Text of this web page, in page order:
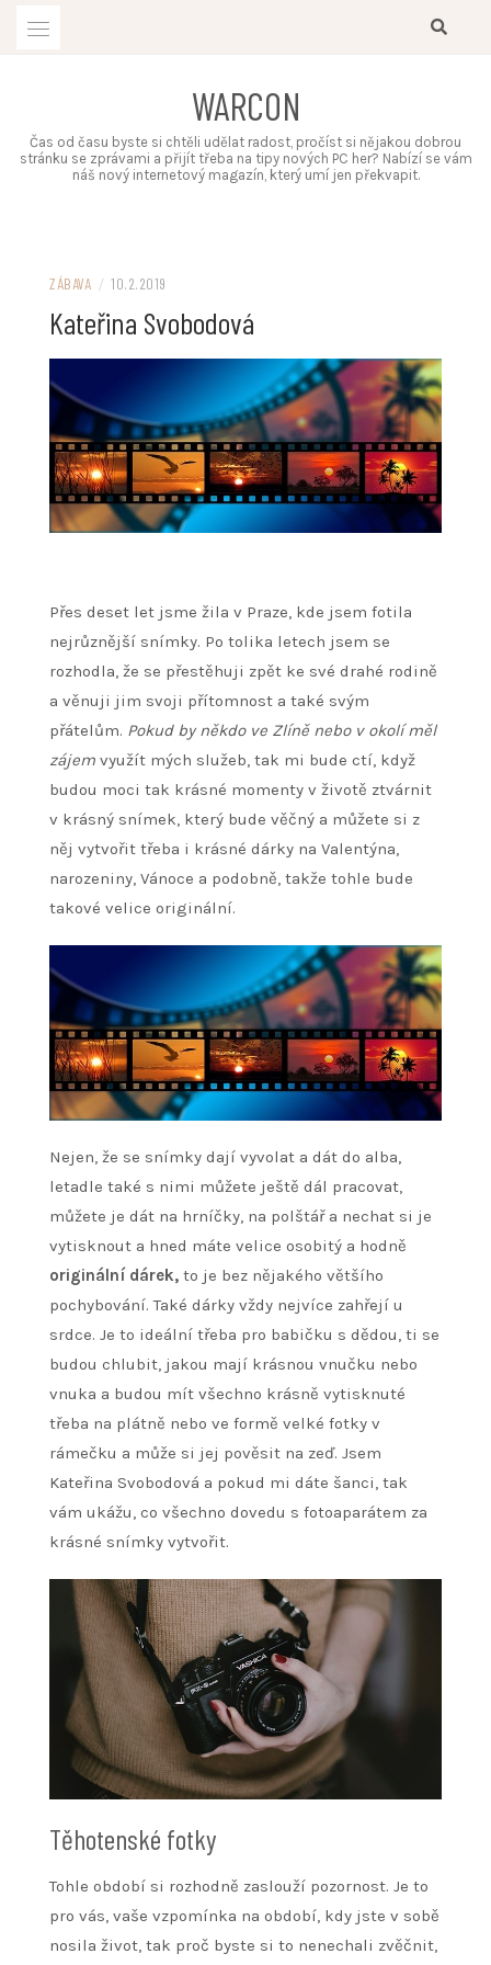
WARCON
Čas od času byste si chtěli udělat radost, pročíst si nějakou dobrou
stránku se zprávami a přijít třeba na tipy nových PC her? Nabízí se vám
náš nový internetový magazín, který umí jen překvapit.
ZÁBAVA / 10.2.2019
Kateřina Svobodová
Přes deset let jsme žila v Praze, kde jsem fotila
nejrůznější snímky. Po tolika letech jsem se
rozhodla, že se přestěhuji zpět ke své drahé rodině
a věnuji jim svoji přítomnost a také svým
přátelům. Pokud by někdo ve Zlíně nebo v okolí měl
zájem využít mých služeb, tak mi bude ctí, když
budou moci tak krásné momenty v životě ztvárnit
v krásný snímek, který bude věčný a můžete si z
něj vytvořit třeba i krásné dárky na Valentýna,
narozeniny, Vánoce a podobně, takže tohle bude
takové velice originální.
Nejen, že se snímky dají vyvolat a dát do alba,
letadle také s nimi můžete ještě dál pracovat,
můžete je dát na hrníčky, na polštář a nechat si je
vytisknout a hned máte velice osobitý a hodně
originální dárek, to je bez nějakého většího
pochybování. Také dárky vždy nejvíce zahřejí u
srdce. Je to ideální třeba pro babičku s dědou, ti se
budou chlubit, jakou mají krásnou vnučku nebo
vnuka a budou mít všechno krásně vytisknuté
třeba na plátně nebo ve formě velké fotky v
rámečku a může si jej pověsit na zeď. Jsem
Kateřina Svobodová a pokud mi dáte šanci, tak
vám ukážu, co všechno dovedu s fotoaparátem za
krásné snímky vytvořit.
Těhotenské fotky
Tohle období si rozhodně zaslouží pozornost. Je to
pro vás, vaše vzpomínka na období, kdy jste v sobě
nosila život, tak proč byste si to nenechali zvěčnit,